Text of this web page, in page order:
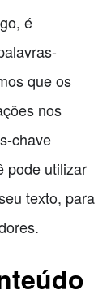
é
que os
nos
chave
pode utilizar
texto, para